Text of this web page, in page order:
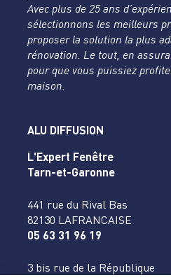
Avec plus de 25 ans
sélectionnons les meilleurs
proposer la solution la plus
rénovation. Le tout, en
pour que vous puissiez
maison.
ALU DIFFUSION
L'Expert Fenêtre
Tarn-et-Garonne
441 rue du Rival Bas
82130 LAFRANCAISE
05 63 31 96 19
3 bis rue de la République